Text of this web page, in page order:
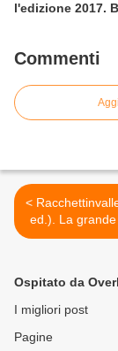
l'edizione 2017.
Commenti
< Racchettinvalle 2013 (13^
ed.). La grande
neve lascia
Ospitato da
I migliori post
Pagine